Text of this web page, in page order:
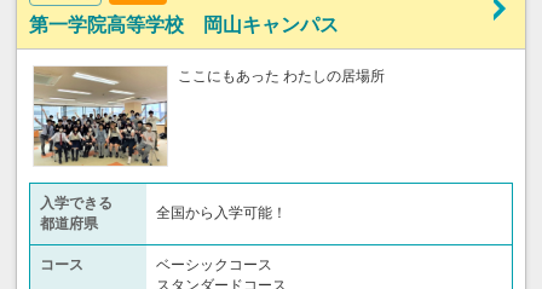
第一学院高等学校 岡山キャンパス
ここにもあった わたしの居場所
入学できる
都道府県
全国から入学可能！
コース
ベーシックコース
スタンダードコース